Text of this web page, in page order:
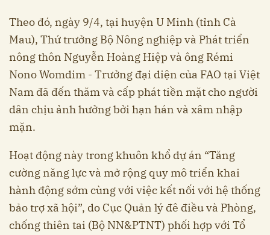
Theo đó, ngày 9/4, tại huyện U Minh (tỉnh Cà
Mau), Thứ trưởng Bộ Nông nghiệp và Phát triển
nông thôn Nguyễn Hoàng Hiệp và ông Rémi
Nono Womdim - Trưởng đại diện của FAO tại Việt
Nam đã đến thăm và cấp phát tiền mặt cho người
dân chịu ảnh hưởng bởi hạn hán và xâm nhập
mặn.
Hoạt động này trong khuôn khổ dự án “Tăng
cường năng lực và mở rộng quy mô triển khai
hành động sớm cùng với việc kết nối với hệ thống
bảo trợ xã hội”, do Cục Quản lý đê điều và Phòng,
chống thiên tai (Bộ NN&PTNT) phối hợp với Tổ